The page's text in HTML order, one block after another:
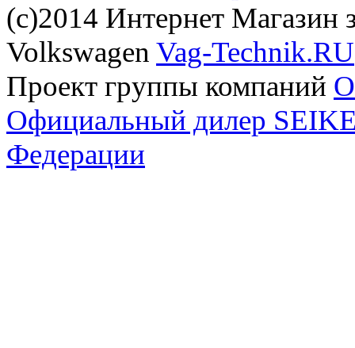
(с)2014 Интернет Магазин
Volkswagen Vag-Technik.RU
Проект группы компаний
Официальный дилер
Федерации